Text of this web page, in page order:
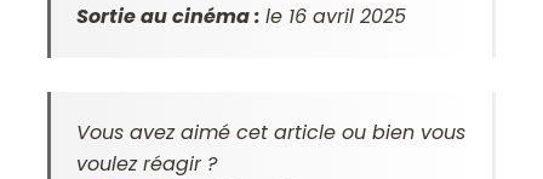
Sortie au cinéma :le 16 avril 2025
Vous avez aimé cet article ou bien vous
voulez réagir ?